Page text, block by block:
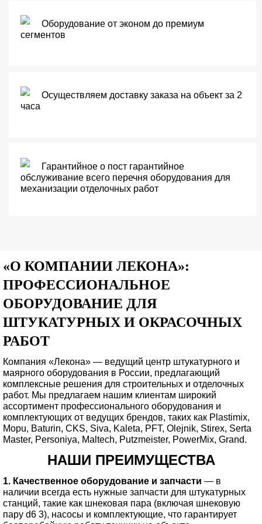
Оборудование от эконом до премиум
сегментов
Осуществляем доставку заказа на объект за 2
часа
Гарантийное о пост гарантийное
обслуживание всего перечня оборудования для
механизации отделочных работ
«О КОМПАНИИ ЛЕКОНА»:
ПРОФЕССИОНАЛЬНОЕ
ОБОРУДОВАНИЕ ДЛЯ
ШТУКАТУРНЫХ И ОКРАСОЧНЫХ
РАБОТ
Компания «Лекона» — ведущий центр штукатурного и
маярного оборудования в России, предлагающий
комплексные решения для строительных и отделочных
работ. Мы предлагаем нашим клиентам широкий
ассортимент профессионального оборудования и
комплектующих от ведущих брендов, таких как Plastimix,
Mopu, Baturin, CKS, Siva, Kaleta, PFT, Olejnik, Stirex, Serta
Master, Personiya, Maltech, Putzmeister, PowerMix, Grand.
НАШИ ПРЕИМУЩЕСТВА
1. Качественное оборудование и запчасти — в
наличии всегда есть нужные запчасти для штукатурных
станций, такие как шнековая пара (включая шнековую
пару d6 3), насосы и комплектующие, что гарантирует